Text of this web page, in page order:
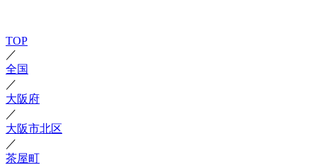
TOP
／
全国
／
大阪府
／
大阪市北区
／
茶屋町